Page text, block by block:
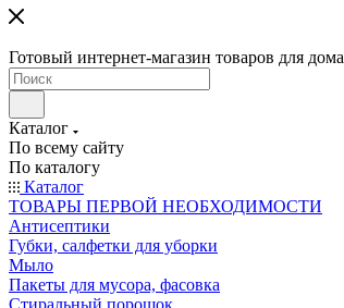
Готовый интернет-магазин товаров для дома
Каталог
По всему сайту
По каталогу
Каталог
ТОВАРЫ ПЕРВОЙ НЕОБХОДИМОСТИ
Антисептики
Губки, салфетки для уборки
Мыло
Пакеты для мусора, фасовка
Стиральный порошок